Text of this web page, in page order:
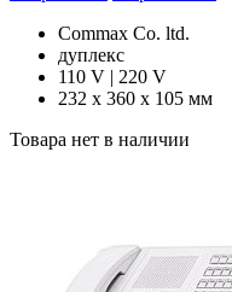
Commax Co. ltd.
дуплекс
110 V | 220 V
232 х 360 х 105 мм
Товара нет в наличии